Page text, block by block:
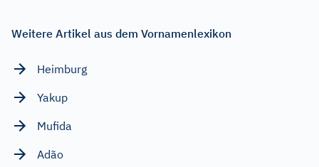
Weitere Artikel aus dem Vornamenlexikon
Heimburg
Yakup
Mufida
Adão